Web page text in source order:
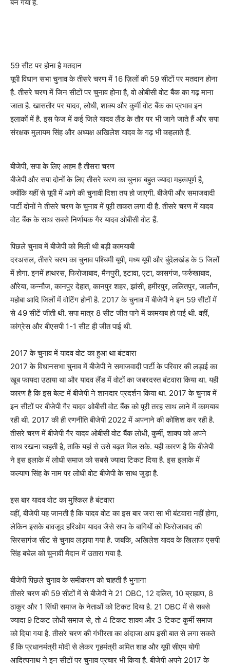
बन गया है.
59 सीट पर होना है मतदान
यूपी विधान सभा चुनाव के तीसरे चरण में 16 ज़िलों की 59 सीटों पर मतदान होना
है. तीसरे चरण में जिन सीटों पर चुनाव होना है, वो ओबीसी वोट बैंक का गढ़ माना
जाता है. खासतौर पर यादव, लोधी, शाक्य और कुर्मी वोट बैंक का प्रभाव इन
इलाकों में है. इस फेज में कई जिले यादव लैंड के तौर पर भी जाने जाते हैं और सपा
संरक्षक मुलायम सिंह और अध्यक्ष अखिलेश यादव के गढ़ भी कहलाते हैं.
बीजेपी, सपा के लिए अहम है तीसरा चरण
बीजेपी और सपा दोनों के लिए तीसरे चरण का चुनाव बहुत ज्यादा महत्वपूर्ण है,
क्योंकि यहीं से यूपी में आगे की चुनावी दिशा तय हो जाएगी. बीजेपी और समाजवादी
पार्टी दोनों ने तीसरे चरण के चुनाव में पूरी ताकत लगा दी है. तीसरे चरण में यादव
वोट बैंक के साथ सबसे निर्णायक गैर यादव ओबीसी वोट हैं.
पिछले चुनाव में बीजेपी को मिली थी बड़ी कामयाबी
दरअसल, तीसरे चरण का चुनाव पश्चिमी यूपी, मध्य यूपी और बुंदेलखंड के 5 जिलों
में होगा. इनमें हाथरस, फिरोजाबाद, मैनपुरी, इटावा, एटा, कासगंज, फर्रुखाबाद,
औरेया, कन्नौज, कानपुर देहात, कानपुर शहर, झांसी, हमीरपुर, ललितपुर, जालौन,
महोबा आदि जिलों में वोटिंग होनी है. 2017 के चुनाव में बीजेपी ने इन 59 सीटों में
से 49 सीटें जीती थी. सपा मात्र 8 सीट जीत पाने में कामयाब हो पाई थी. वहीं,
कांग्रेस और बीएसपी 1-1 सीट ही जीत पाई थी.
2017 के चुनाव में यादव वोट का हुआ था बंटवारा
2017 के विधानसभा चुनाव में बीजेपी ने समाजवादी पार्टी के परिवार की लड़ाई का
खूब फायदा उठाया था और यादव लैंड में वोटों का जबरदस्त बंटवारा किया था. यही
कारण है कि इस बेल्ट में बीजेपी ने शानदार प्रदर्शन किया था. 2017 के चुनाव में
इन सीटों पर बीजेपी गैर यादव ओबीसी वोट बैंक को पूरी तरह साथ लाने में कामयाब
रही थी. 2017 की ही रणनीति बीजेपी 2022 में अपनाने की कोशिश कर रही है.
तीसरे चरण में बीजेपी गैर यादव ओबीसी वोट बैंक लोधी, कुर्मी, शाक्य को अपने
साथ रखना चाहती है, ताकि यहां से उसे बढ़त मिल सके. यही कारण है कि बीजेपी
ने इस इलाके में लोधी समाज को सबसे ज्यादा टिकट दिया है. इस इलाके में
कल्याण सिंह के नाम पर लोधी वोट बीजेपी के साथ जुड़ा है.
इस बार यादव वोट का मुश्किल है बंटवारा
वहीं, बीजेपी यह जानती है कि यादव वोट का इस बार जरा सा भी बंटवारा नहीं होगा,
लेकिन इसके बावजूद हरिओम यादव जैसे सपा के बागियों को फिरोजाबाद की
सिरसागंज सीट से चुनाव लड़ाया गया है. जबकि, अखिलेश यादव के खिलाफ एसपी
सिंह बघेल को चुनावी मैदान में उतारा गया है.
बीजेपी पिछले चुनाव के समीकरण को चाहती है भुनाना
तीसरे चरण की 59 सीटों में से बीजेपी ने 21 OBC, 12 दलित, 10 ब्राह्मण, 8
ठाकुर और 1 सिंधी समाज के नेताओं को टिकट दिया है. 21 OBC में से सबसे
ज्यादा 9 टिकट लोधी समाज से, तो 4 टिकट शाक्य और 3 टिकट कुर्मी समाज
को दिया गया है. तीसरे चरण की गंभीरता का अंदाजा आप इसी बात से लगा सकते
हैं कि प्रधानमंत्री मोदी से लेकर गृहमंत्री अमित शाह और यूपी सीएम योगी
आदित्यनाथ ने इन सीटों पर चुनाव प्रचार भी किया है. बीजेपी अपने 2017 के